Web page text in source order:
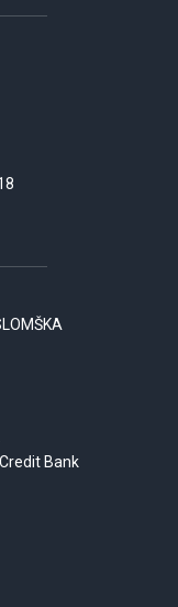
Bank